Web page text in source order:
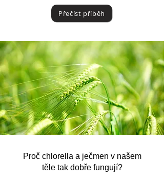
Přečíst příběh
Proč chlorella a ječmen v našem
těle tak dobře fungují?